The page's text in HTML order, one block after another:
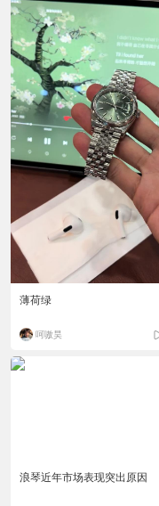
薄荷绿
呵嗷昊
浪琴近年市场表现突出原因